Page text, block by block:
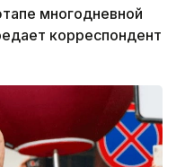
многодневной
корреспондент